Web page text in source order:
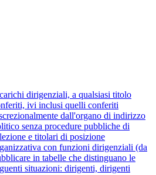
dirigenziali, a qualsiasi titolo
ivi inclusi quelli conferiti
dall'organo di indirizzo
senza procedure pubbliche di
e titolari di posizione
con funzioni dirigenziali (da
in tabelle che distinguano le
situazioni: dirigenti, dirigenti